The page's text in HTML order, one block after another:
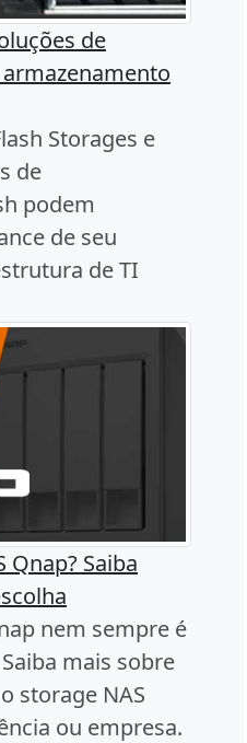
de
Storages e
de
podem
de seu
de TI
Qnap? Saiba
nem sempre é
mais sobre
storage NAS
ou empresa.